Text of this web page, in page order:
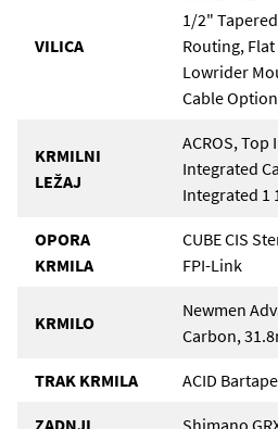
VILICA
1/2"
Routing,
Lowrider
Cable
KRMILNI
LEŽAJ
ACROS,
Integrated
Integrated 1
OPORA
KRMILA
CUBE CIS
FPI-Link
KRMILO
Newmen
Carbon,
TRAK KRMILA ACID